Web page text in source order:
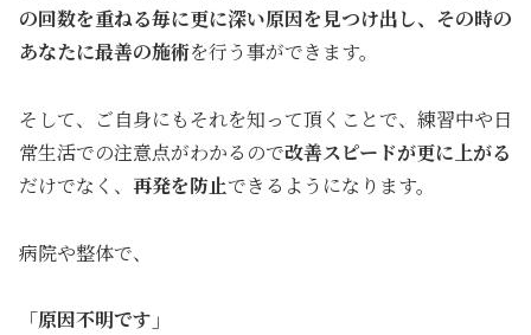
の回数を重ねる毎に更に深い原因を見つけ出し、その時の
あなたに最善の施術を行う事ができます。
そして、ご自身にもそれを知って頂くことで、練習中や日
常生活での注意点がわかるので改善スピードが更に上がる
だけでなく、 再発を防止できるようになります。
病院や整体で、
「原因不明です」